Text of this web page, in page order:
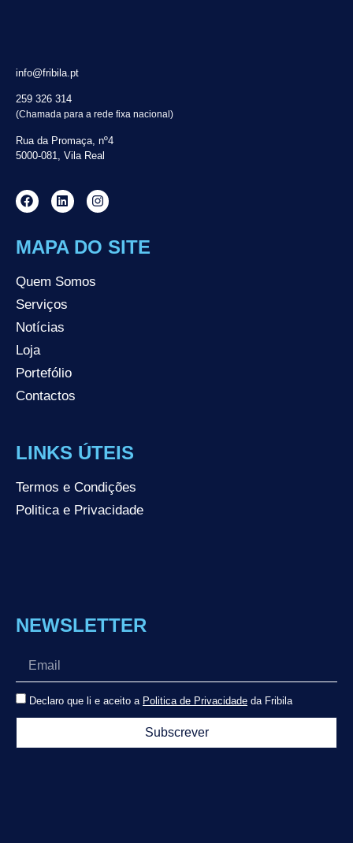
info@fribila.pt
259 326 314
(Chamada para a rede fixa nacional)
Rua da Promaça, nº4
5000-081, Vila Real
MAPA DO SITE
Quem Somos
Serviços
Notícias
Loja
Portefólio
Contactos
LINKS ÚTEIS
Termos e Condições
Politica e Privacidade
NEWSLETTER
Declaro que li e aceito a Politica de Privacidade da Fribila
Subscrever